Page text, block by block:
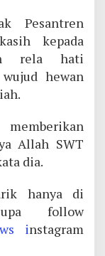
Pesantren
kepada
rela hati
hewan
Allah SWT
dia.
hanya di
follow
instagram